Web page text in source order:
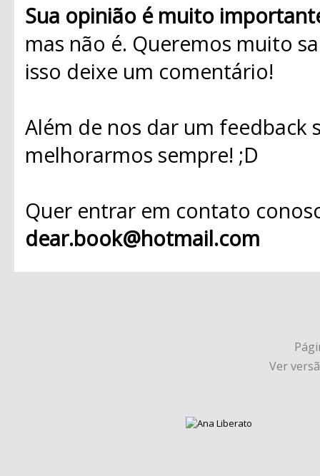
Sua opinião é muito
mas não é. Queremos muito
isso deixe um comentário!
Além de nos dar um
melhorarmos sempre! ;D
Quer entrar em contato
dear.book@hotmail.com
Ver